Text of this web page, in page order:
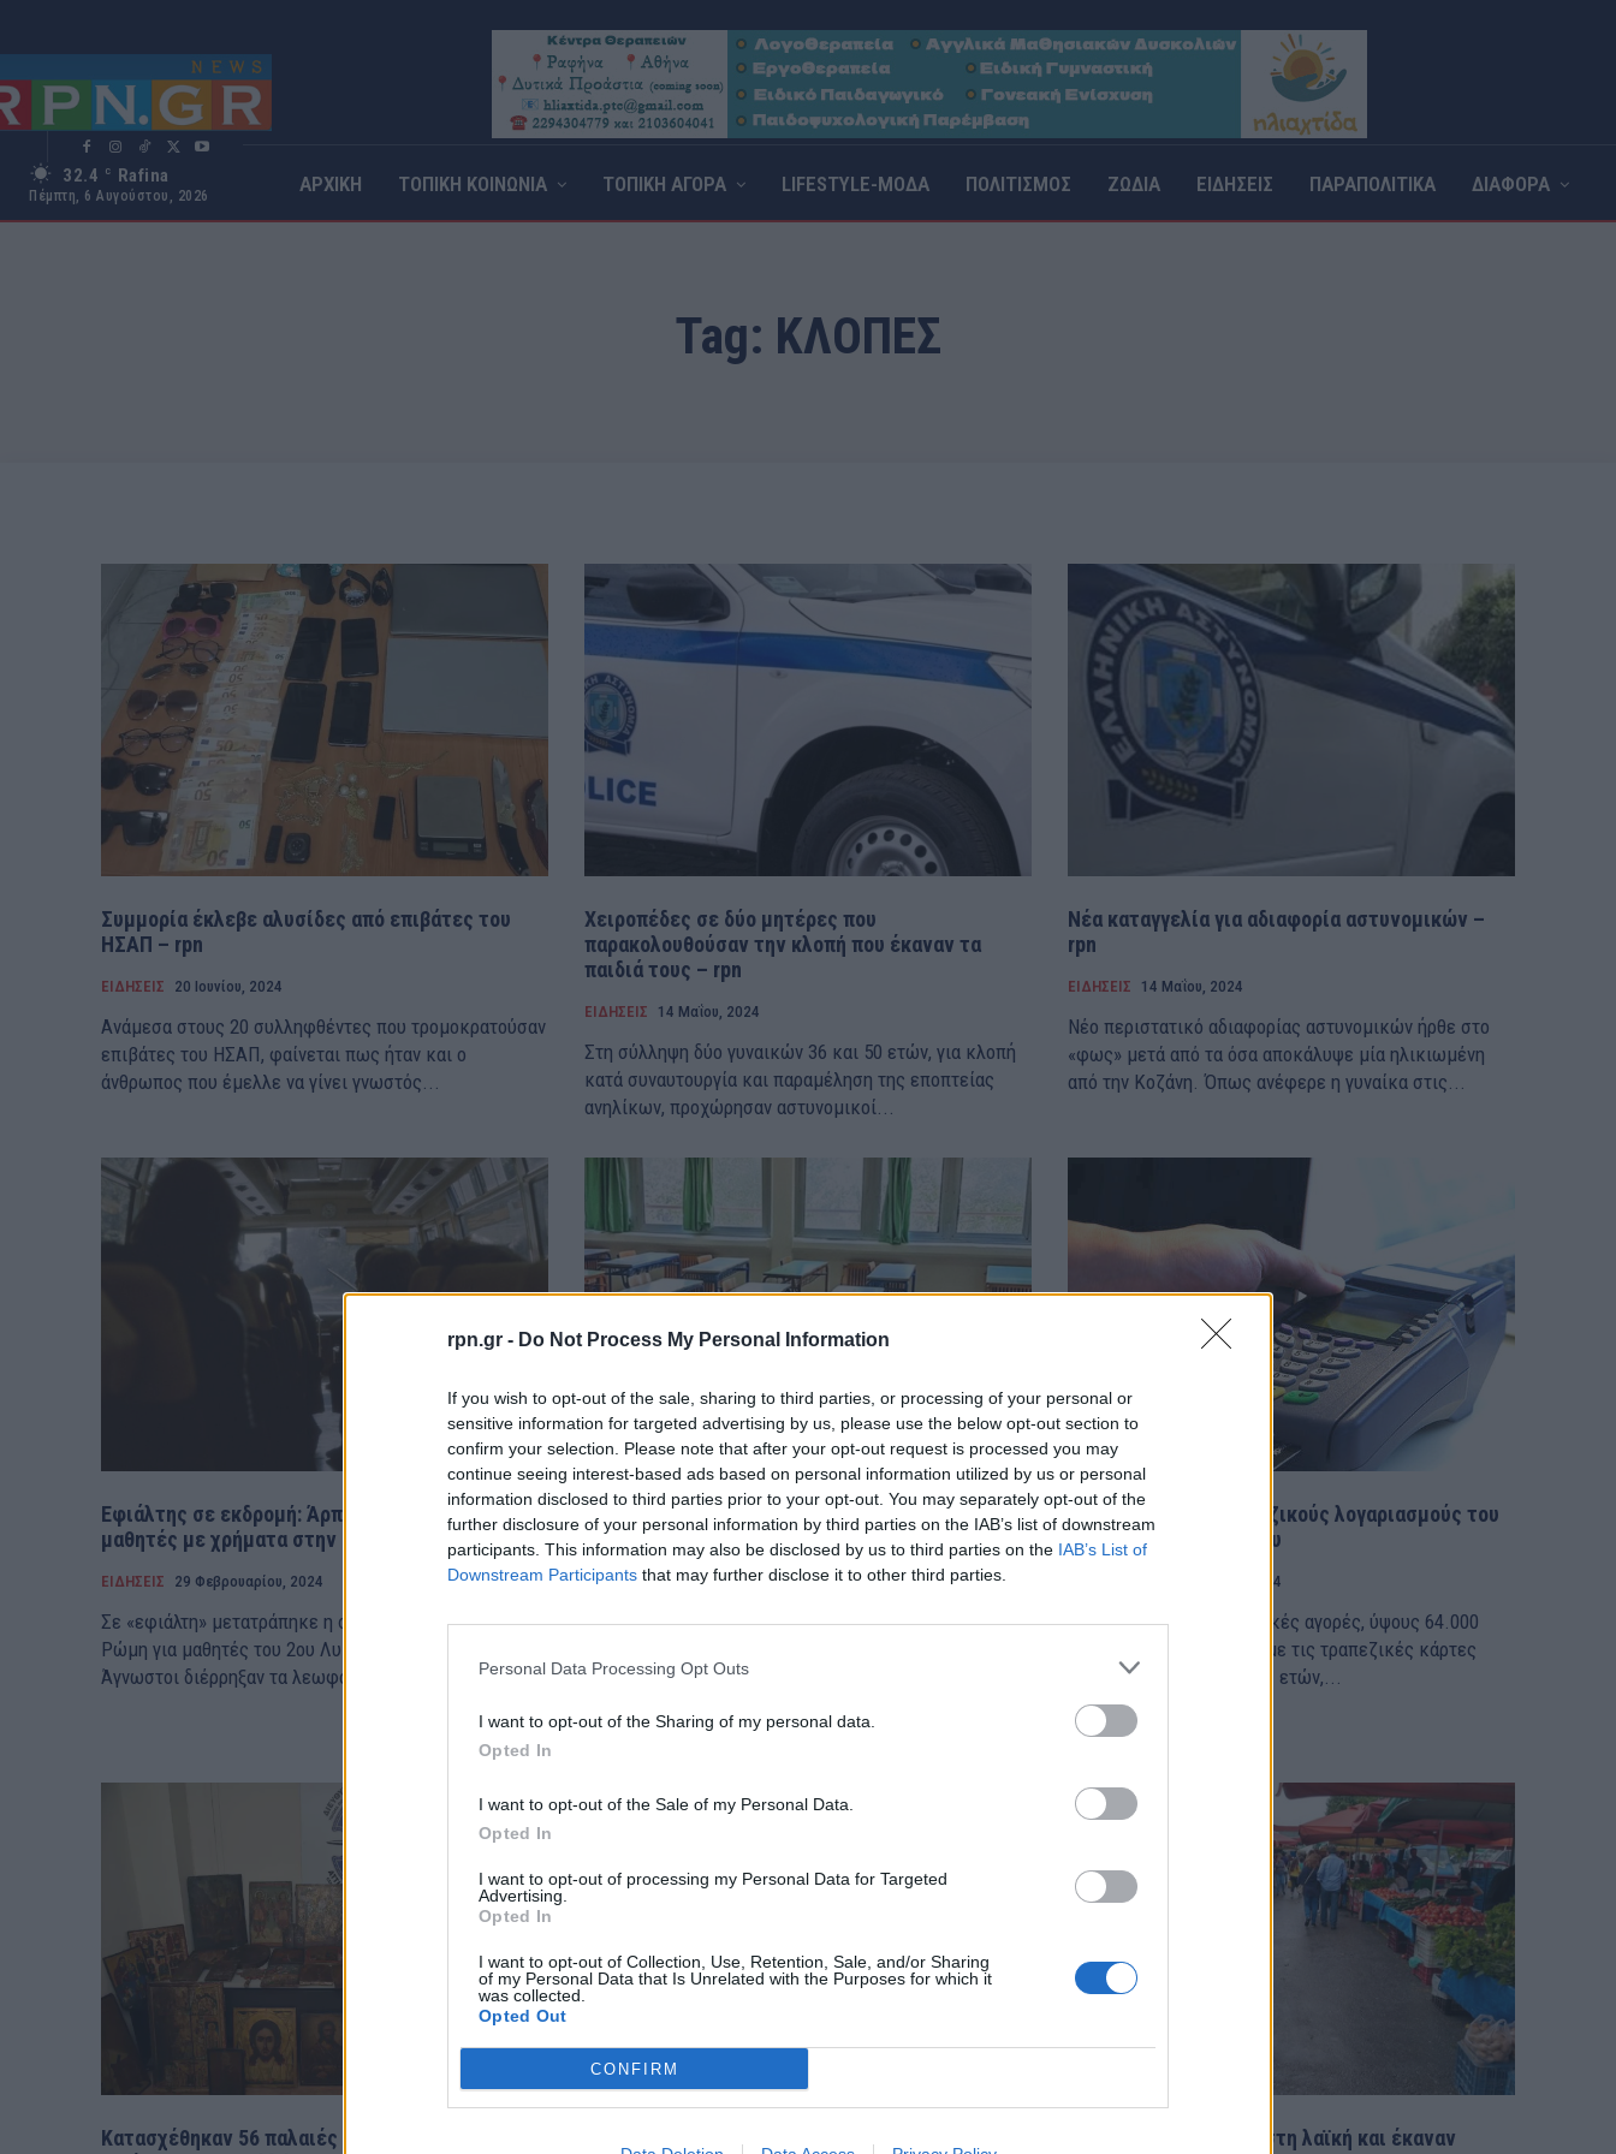
rpn.gr - Do Not Process My Personal Information
If you wish to opt-out of the sale, sharing to third parties, or processing of your personal or
sensitive information for targeted advertising by us, please use the below opt-out section to
confirm your selection. Please note that after your opt-out request is processed you may
continue seeing interest-based ads based on personal information utilized by us or personal
information disclosed to third parties prior to your opt-out. You may separately opt-out of the
further disclosure of your personal information by third parties on the IAB’s list of downstream
participants. This information may also be disclosed by us to third parties on the IAB’s List of
Downstream Participants that may further disclose it to other third parties.
Personal Data Processing Opt Outs
I want to opt-out of the Sharing of my personal data.
Opted In
I want to opt-out of the Sale of my Personal Data.
Opted In
I want to opt-out of processing my Personal Data for Targeted
Advertising.
Opted In
I want to opt-out of Collection, Use, Retention, Sale, and/or Sharing
of my Personal Data that Is Unrelated with the Purposes for which it
was collected.
Opted Out
CONFIRM
32.4 C Rafina
Πέμπτη, 6 Αυγούστου, 2026 ΑΡΧΙΚΗ ΤΟΠΙΚΗ ΚΟΙΝΩΝΙΑ ΤΟΠΙΚΗ ΑΓΟΡΑ LIFESTYLE-ΜΟΔΑ ΠΟΛΙΤΙΣΜΟΣ ΖΩΔΙΑ ΕΙΔΗΣΕΙΣ ΠΑΡΑΠΟΛΙΤΙΚΑ ΔΙΑΦΟΡΑ
Tag: ΚΛΟΠΈΣ
Συμμορία έκλεβε αλυσίδες από επιβάτες του
ΗΣΑΠ – rpn
ΕΙΔΗΣΕΙΣ 20 Ιουνίου, 2024
Ανάμεσα στους 20 συλληφθέντες που τρομοκρατούσαν
επιβάτες του ΗΣΑΠ, φαίνεται πως ήταν και ο
άνθρωπος που έμελλε να γίνει γνωστός...
Χειροπέδες σε δύο μητέρες που
παρακολουθούσαν την κλοπή που έκαναν τα
παιδιά τους – rpn
ΕΙΔΗΣΕΙΣ 14 Μαΐου, 2024
Στη σύλληψη δύο γυναικών 36 και 50 ετών, για κλοπή
κατά συναυτουργία και παραμέληση της εποπτείας
ανηλίκων, προχώρησαν αστυνομικοί...
Νέα καταγγελία για αδιαφορία αστυνομικών –
rpn
ΕΙΔΗΣΕΙΣ 14 Μαΐου, 2024
Νέο περιστατικό αδιαφορίας αστυνομικών ήρθε στο
«φως» μετά από τα όσα αποκάλυψε μία ηλικιωμένη
από την Κοζάνη. Όπως ανέφερε η γυναίκα στις...
Εφιάλτης σε εκδρομή: Άρπαξαν τσάντες από
μαθητές με χρήματα στην Ρώμη – rpn
ΕΙΔΗΣΕΙΣ 29 Φεβρουαρίου, 2024
Σε «εφιάλτη» μετατράπηκε η σχολική εκδρομή στη
Ρώμη για μαθητές του 2ου Λυκείου Ηρακλείου:
Άγνωστοι διέρρηξαν τα λεωφορεία και...
Επεισοδιακή εκδρομή σχολείου: Κλοπές,
ναρκωτικά και 4 συλλήψεις μαθητών – rpn
ΕΙΔΗΣΕΙΣ 26 Φεβρουαρίου, 2024
Επεισοδιακή αποδείχθηκε η πενταήμερη εκδρομή
περασμένη εβδομάδα, που κατέληξε στη
πληροφορίες, όλα έγιναν...
«Ξάφριζε» τους τραπεζικούς λογαριασμούς του
ηλικιωμένου φίλου του
9 Φεβρουαρίου, 2024
Αναλήψεις και διαδικτυακές αγορές, ύψους 64.000
ευρώ, φέρεται να έκανε με τις τραπεζικές κάρτες
73χρονου ένας άνδρας, 31 ετών,...
Κατασχέθηκαν 56 παλαιές εκκλησιαστικές
Έκλεβαν πορτοφόλια στη λαϊκή και έκαναν